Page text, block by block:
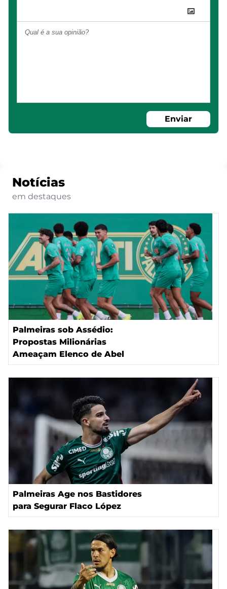
Enviar
Notícias
em destaques
Palmeiras sob Assédio:
Propostas Milionárias
Ameaçam Elenco de Abel
Palmeiras Age nos Bastidores
para Segurar Flaco López